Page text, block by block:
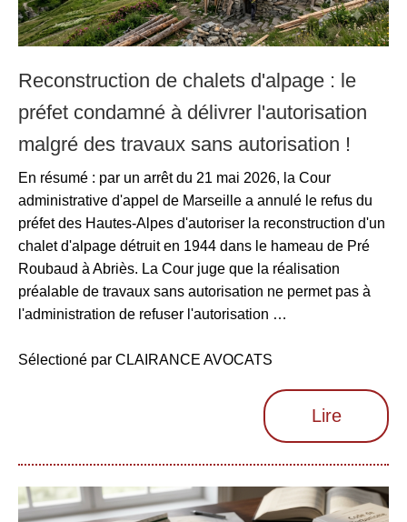
Reconstruction de chalets d'alpage : le
préfet condamné à délivrer l'autorisation
malgré des travaux sans autorisation !
En résumé : par un arrêt du 21 mai 2026, la Cour
administrative d'appel de Marseille a annulé le refus du
préfet des Hautes-Alpes d'autoriser la reconstruction d'un
chalet d'alpage détruit en 1944 dans le hameau de Pré
Roubaud à Abriès. La Cour juge que la réalisation
préalable de travaux sans autorisation ne permet pas à
l'administration de refuser l'autorisation …
Sélectioné par CLAIRANCE AVOCATS
Lire